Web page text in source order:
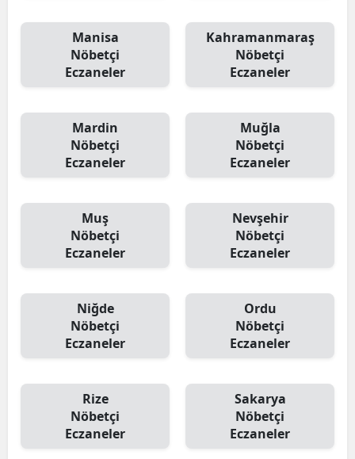
Manisa
Nöbetçi
Eczaneler
Kahramanmaraş
Nöbetçi
Eczaneler
Mardin
Nöbetçi
Eczaneler
Muğla
Nöbetçi
Eczaneler
Muş
Nöbetçi
Eczaneler
Nevşehir
Nöbetçi
Eczaneler
Niğde
Nöbetçi
Eczaneler
Ordu
Nöbetçi
Eczaneler
Rize
Nöbetçi
Eczaneler
Sakarya
Nöbetçi
Eczaneler